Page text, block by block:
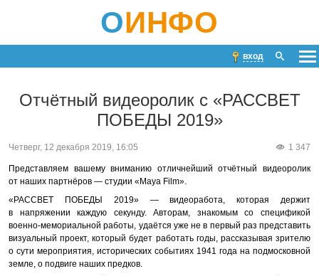
ОИНФО
вход
Oтчётный видеоролик с «РАССВЕТ
ПОБЕДЫ 2019»
1 347
Четверг, 12 декабря 2019, 16:05
Представляем вашему вниманию отличнейший отчётный видеоролик
от наших партнёров — студии «Maya Film».
«РАССВЕТ ПОБЕДЫ 2019» — видеоработа, которая держит
в напряжении каждую секунду. Авторам, знакомым со спецификой
военно-мемориальной работы, удаётся уже не в первый раз представить
визуальный проект, который будет работать годы, рассказывая зрителю
о сути мероприятия, исторических событиях 1941 года на подмосковной
земле, о подвиге наших предков.